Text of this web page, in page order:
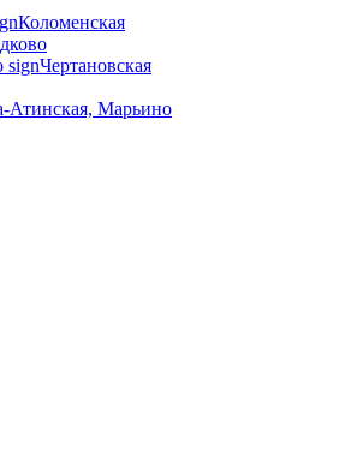
Коломенская
Чертановская
Атинская, Марьино